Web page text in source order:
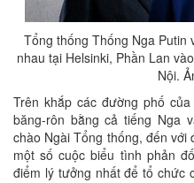
Tổng thống Thống Nga Putin
nhau tại Helsinki, Phần Lan
Nội.
Trên khắp các đường phố
băng-rôn bằng cả tiếng Nga
chào Ngài Tổng thống, đến với
một số cuộc biểu tình phản
điểm lý tưởng nhất để tổ chức